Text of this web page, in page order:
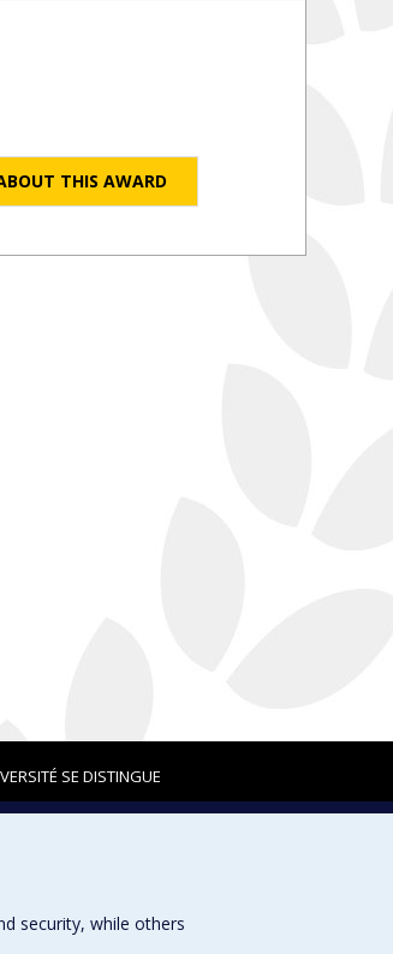
THIS AWARD
SE DISTINGUE
security, while others